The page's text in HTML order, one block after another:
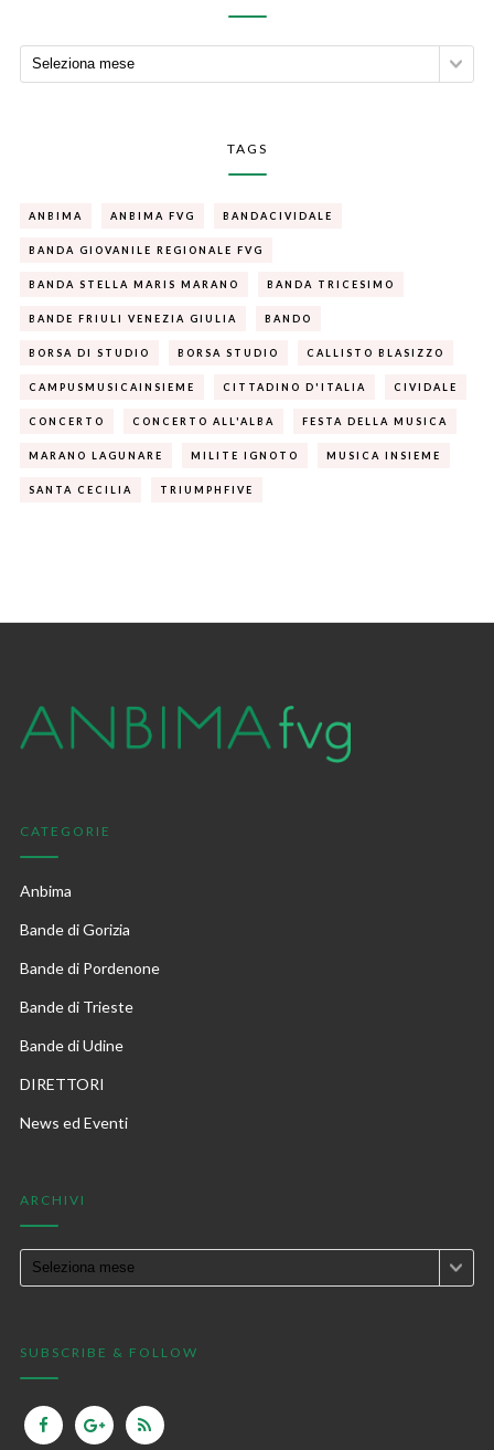
TAGS
ANBIMA ANBIMA FVG BANDACIVIDALE
BANDA GIOVANILE REGIONALE FVG
BANDA STELLA MARIS MARANO BANDA TRICESIMO
BANDE FRIULI VENEZIA GIULIA BANDO
BORSA DI STUDIO BORSA STUDIO CALLISTO BLASIZZO
CAMPUSMUSICAINSIEME CITTADINO D'ITALIA CIVIDALE
CONCERTO CONCERTO ALL'ALBA FESTA DELLA MUSICA
MARANO LAGUNARE MILITE IGNOTO MUSICA INSIEME
SANTA CECILIA TRIUMPHFIVE
CATEGORIE
Anbima
Bande di Gorizia
Bande di Pordenone
Bande di Trieste
Bande di Udine
DIRETTORI
News ed Eventi
ARCHIVI
SUBSCRIBE & FOLLOW